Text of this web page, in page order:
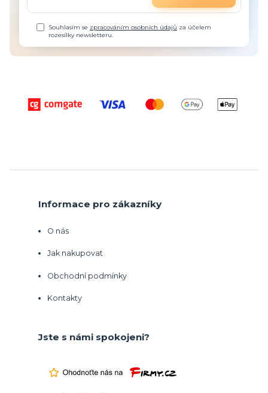
Souhlasím se zpracováním osobních údajů za účelem
rozesílky newsletteru.
Informace pro zákazníky
O nás
Jak nakupovat
Obchodní podmínky
Kontakty
Jste s námi spokojeni?